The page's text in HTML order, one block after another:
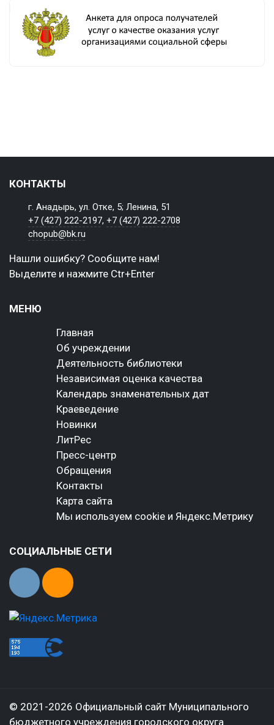
КОНТАКТЫ
г. Анадырь, ул. Отке, 5; Ленина, 51
+7 (427) 222-2197,+7 (427) 222-2708
chopub@bk.ru
Нашли ошибку? Сообщите нам!
Выделите и нажмите Ctr+Enter
МЕНЮ
Главная
Об учреждении
Деятельность библиотеки
Независимая оценка качества
Календарь знаменательных дат
Краеведение
Новинки
ЛитРес
Пресс-центр
Обращения
Контакты
Карта сайта
Мы используем cookie и Яндекс.Метрику
СОЦИАЛЬНЫЕ СЕТИ
© 2021-2026 Официальный сайт Муниципального
бюджетного учреждения городского округа